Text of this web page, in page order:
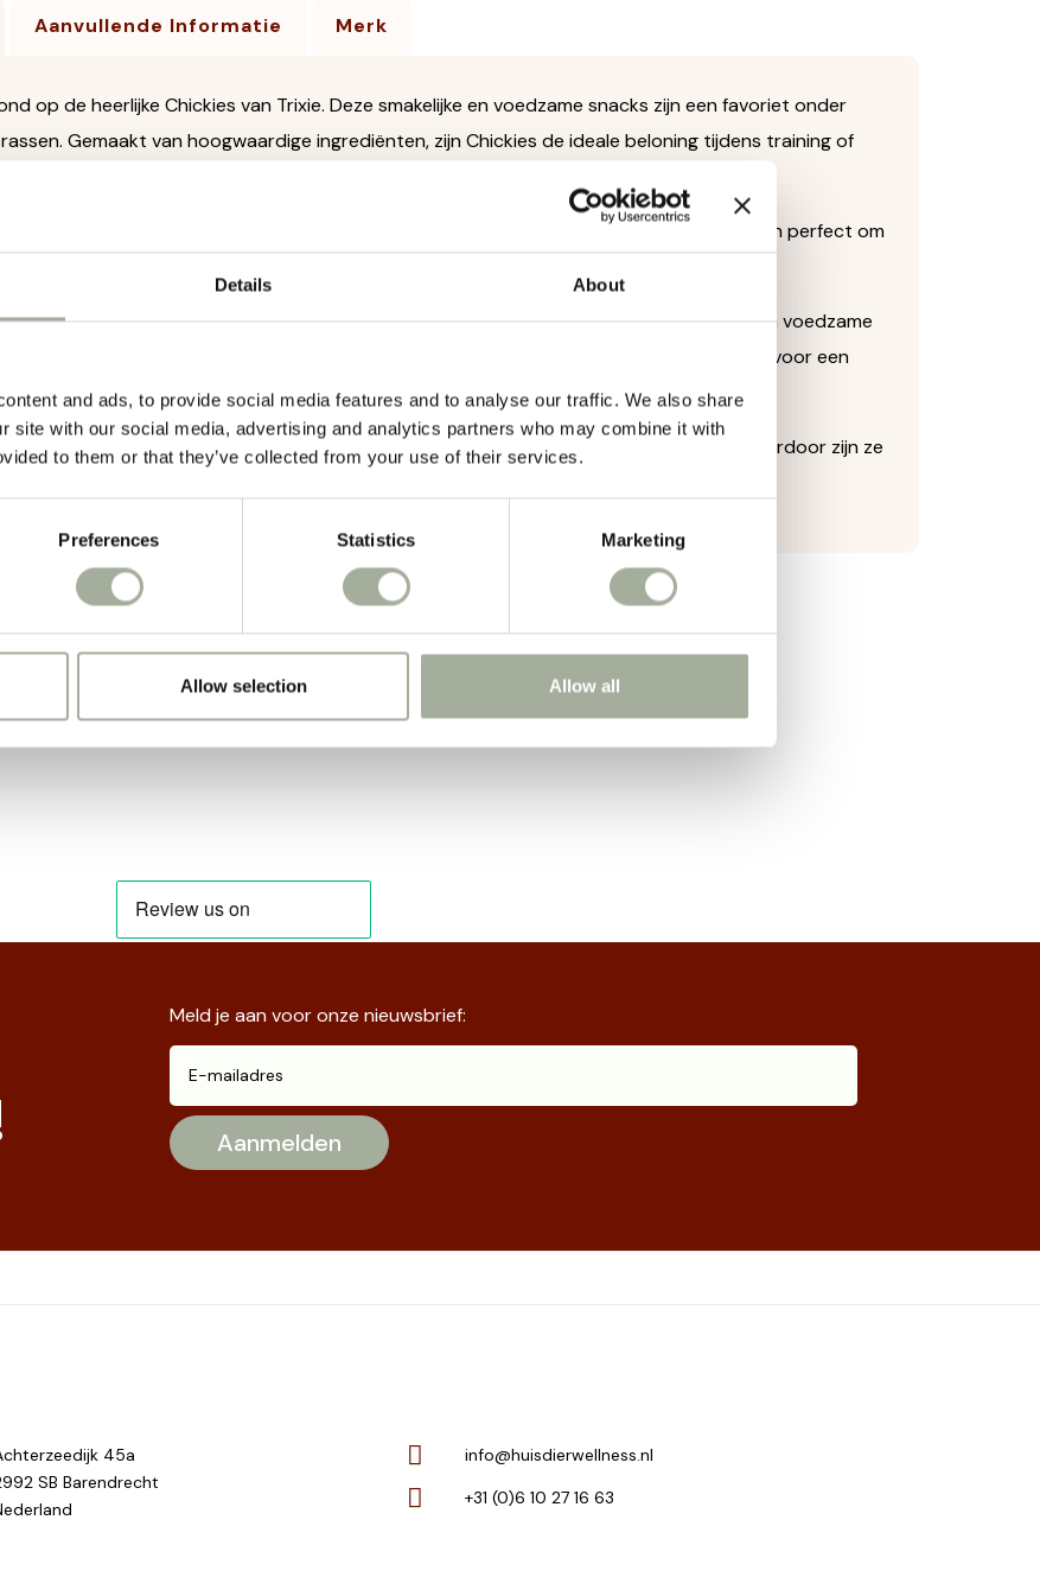
Details About
and ads, to provide social media features and to analyse our traffic. We also share
site with our social media, advertising and analytics partners who may combine it with
to them or that they’ve collected from your use of their services.
Preferences Statistics Marketing
Allow selection Allow all
Aanvullende Informatie Merk
op de heerlijke Chickies van Trixie. Deze smakelijke en voedzame snacks zijn een favoriet onder
Gemaakt van hoogwaardige ingrediënten, zijn Chickies de ideale beloning tijdens training of
Chickies zijn onweerstaanbaar voor honden dankzij hun heerlijke smaak. Deze snacks zijn perfect om
Gemaakt van hoogwaardige ingrediënten, bieden Chickies een gezonde en voedzame
geen kunstmatige toevoegingen, kleurstoffen of conserveermiddelen, wat zorgt voor een
De snacks worden geleverd in een handige verpakking die de versheid behoudt. Hierdoor zijn ze
Meld je aan voor onze nieuwsbrief:
45a
SB Barendrecht
info@huisdierwellness.nl
+31 (0)6 10 27 16 63